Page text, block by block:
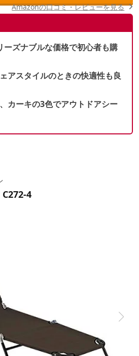
ズナブルな価格で初心者も購
アスタイルのときの快適性も良
カーキの3色でアウトドアシー
Amazonの口コミ・レビューを見る
4